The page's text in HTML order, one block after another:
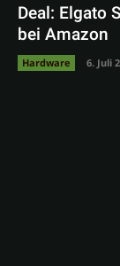
Deal: Elgato
bei Amazon
Hardware 6. Juli